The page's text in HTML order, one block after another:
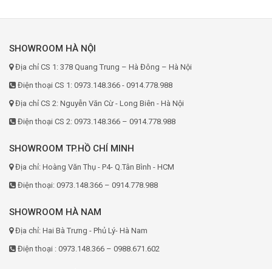
SHOWROOM HÀ NỘI
Địa chỉ CS 1: 378 Quang Trung – Hà Đông – Hà Nội
Điện thoại CS 1: 0973.148.366 - 0914.778.988
Địa chỉ CS 2: Nguyễn Văn Cừ - Long Biên - Hà Nội
Điện thoại CS 2: 0973.148.366 – 0914.778.988
SHOWROOM TP.HỒ CHÍ MINH
Địa chỉ: Hoàng Văn Thụ - P4- Q.Tân Bình - HCM
Điện thoại: 0973.148.366 – 0914.778.988
SHOWROOM HÀ NAM
Địa chỉ: Hai Bà Trưng - Phủ Lý- Hà Nam
Điện thoại : 0973.148.366 – 0988.671.602